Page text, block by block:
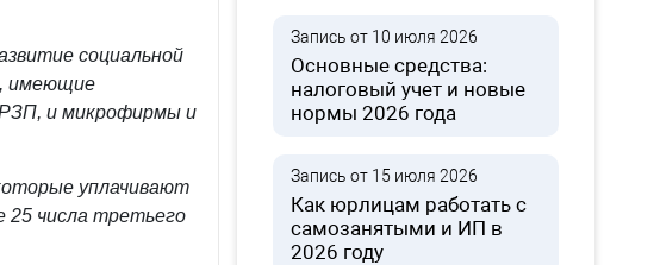
социальной
имеющие
и микрофирмы и
уплачивают
25 числа третьего
Запись от 10 июля 2026
Основные средства:
налоговый учет и новые
нормы 2026 года
Запись от 15 июля 2026
Как юрлицам работать с
самозанятыми и ИП в
2026 году